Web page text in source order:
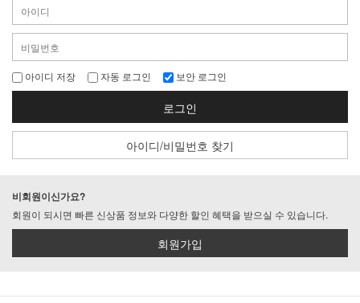
아이디 저장 자동 로그인 보안 로그인
로그인
아이디/비밀번호 찾기
비회원이신가요?
회원이 되시면 빠른 신상품 정보와 다양한 할인 혜택을 받으실 수 있습니다.
회원가입